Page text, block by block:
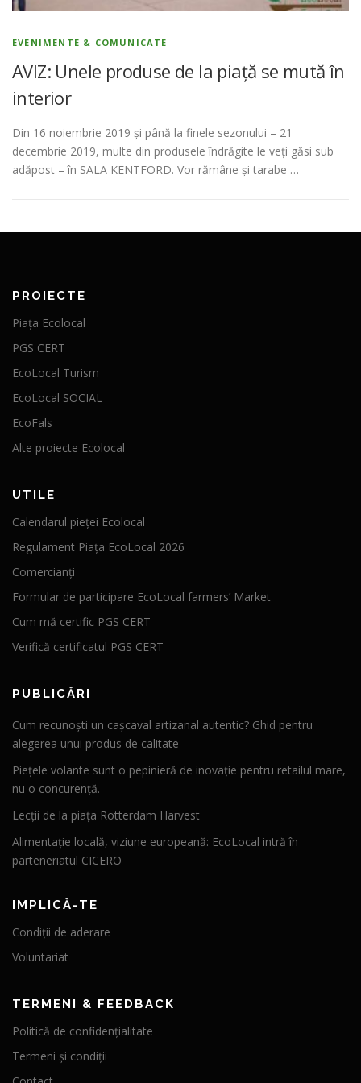
EVENIMENTE & COMUNICATE
AVIZ: Unele produse de la piață se mută în
interior
Din 16 noiembrie 2019 și până la finele sezonului – 21
decembrie 2019, multe din produsele îndrăgite le veți găsi sub
adăpost – în SALA KENTFORD. Vor rămâne și tarabe …
PROIECTE
Piața Ecolocal
PGS CERT
EcoLocal Turism
EcoLocal SOCIAL
EcoFals
Alte proiecte Ecolocal
UTILE
Calendarul pieței Ecolocal
Regulament Piața EcoLocal 2026
Comercianți
Formular de participare EcoLocal farmers’ Market
Cum mă certific PGS CERT
Verifică certificatul PGS CERT
PUBLICĂRI
Cum recunoști un cașcaval artizanal autentic? Ghid pentru
alegerea unui produs de calitate
Piețele volante sunt o pepinieră de inovație pentru retailul mare,
nu o concurență.
Lecții de la piața Rotterdam Harvest
Alimentație locală, viziune europeană: EcoLocal intră în
parteneriatul CICERO
IMPLICĂ-TE
Condiții de aderare
Voluntariat
TERMENI & FEEDBACK
Politică de confidențialitate
Termeni și condiții